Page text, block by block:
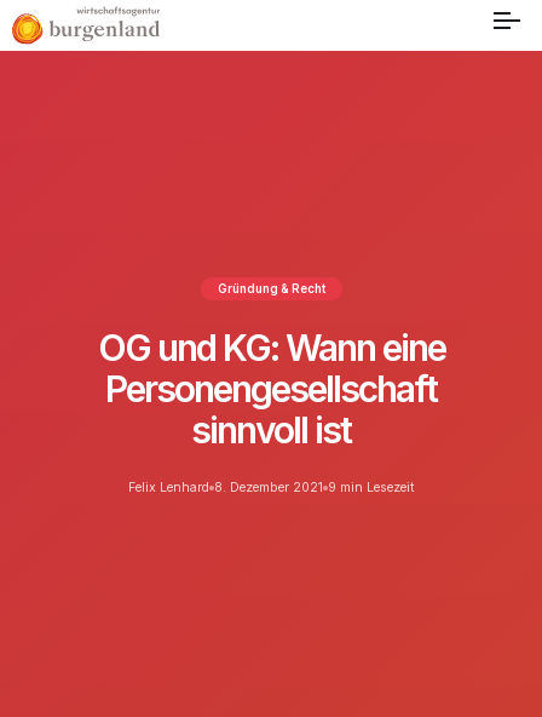
Gründung & Recht
OG und KG: Wann eine
Personengesellschaft
sinnvoll ist
Felix Lenhard 8. Dezember 2021 9 min Lesezeit